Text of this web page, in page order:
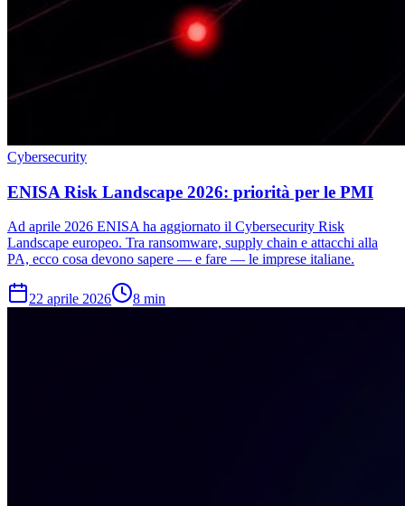
Cybersecurity
ENISA Risk Landscape 2026: priorità per le PMI
Ad aprile 2026 ENISA ha aggiornato il Cybersecurity Risk
Landscape europeo. Tra ransomware, supply chain e attacchi alla
PA, ecco cosa devono sapere — e fare — le imprese italiane.
22 aprile 2026 8 min